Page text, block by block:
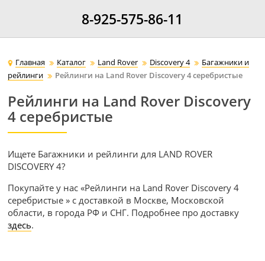
8-925-575-86-11
Главная Каталог Land Rover Discovery 4
Багажники и
рейлинги
Рейлинги на Land Rover Discovery 4 серебристые
Рейлинги на Land Rover Discovery
4 серебристые
Ищете Багажники и рейлинги для LAND ROVER
DISCOVERY 4?
Покупайте у нас «Рейлинги на Land Rover Discovery 4
серебристые » с доставкой в Москве, Московской
области, в города РФ и СНГ. Подробнее про доставку
здесь.